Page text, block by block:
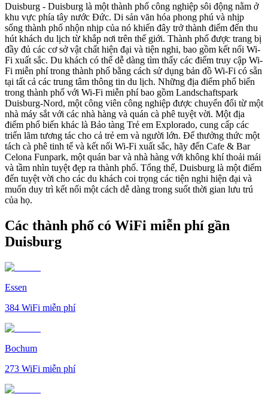
Duisburg - Duisburg là một thành phố công nghiệp sôi động nằm ở
khu vực phía tây nước Đức. Di sản văn hóa phong phú và nhịp
sống thành phố nhộn nhịp của nó khiến đây trở thành điểm đến thu
hút khách du lịch từ khắp nơi trên thế giới. Thành phố được trang bị
đầy đủ các cơ sở vật chất hiện đại và tiện nghi, bao gồm kết nối Wi-
Fi xuất sắc. Du khách có thể dễ dàng tìm thấy các điểm truy cập Wi-
Fi miễn phí trong thành phố bằng cách sử dụng bản đồ Wi-Fi có sẵn
tại tất cả các trung tâm thông tin du lịch. Những địa điểm phổ biến
trong thành phố với Wi-Fi miễn phí bao gồm Landschaftspark
Duisburg-Nord, một công viên công nghiệp được chuyển đổi từ một
nhà máy sắt với các nhà hàng và quán cà phê tuyệt vời. Một địa
điểm phổ biến khác là Bảo tàng Trẻ em Explorado, cung cấp các
triển lãm tương tác cho cả trẻ em và người lớn. Để thưởng thức một
tách cà phê tinh tế và kết nối Wi-Fi xuất sắc, hãy đến Cafe & Bar
Celona Funpark, một quán bar và nhà hàng với không khí thoải mái
và tầm nhìn tuyệt đẹp ra thành phố. Tổng thể, Duisburg là một điểm
đến tuyệt vời cho các du khách coi trọng các tiện nghi hiện đại và
muốn duy trì kết nối một cách dễ dàng trong suốt thời gian lưu trú
của họ.
Các thành phố có WiFi miễn phí gần
Duisburg
Essen
384 WiFi miễn phí
Bochum
273 WiFi miễn phí